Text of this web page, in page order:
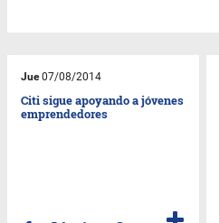
Jue07/08/2014
Citi sigue apoyando a jóvenes
emprendedores